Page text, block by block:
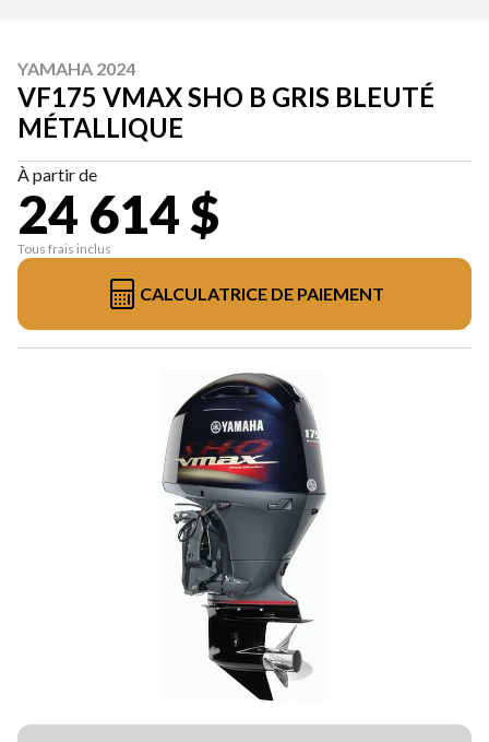
YAMAHA 2024
VF175 VMAX SHO B GRIS BLEUTÉ
MÉTALLIQUE
À partir de
24 614 $
Tous frais inclus
CALCULATRICE DE PAIEMENT